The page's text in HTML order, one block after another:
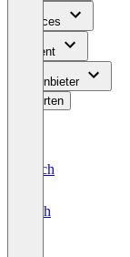
Services
Content
Für Anbieter
Bewerten
Deutsch
English